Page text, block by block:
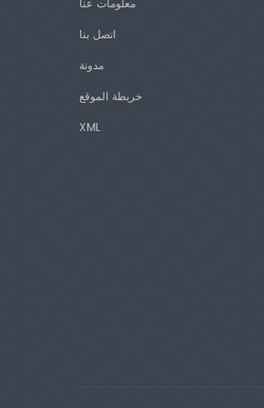
معلومات عنا
اتصل بنا
مدونة
خريطة الموقع
XML